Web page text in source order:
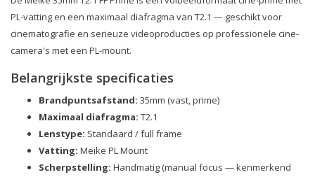
PL-vatting en een maximaal diafragma van T2.1 — geschikt voor
cinematografie en serieuze videoproducties op professionele cine-
camera's met een PL-mount.
Belangrijkste specificaties
Brandpuntsafstand: 35mm (vast, prime)
Maximaal diafragma: T2.1
Lenstype: Standaard / full frame
Vatting: Meike PL Mount
Scherpstelling: Handmatig (manual focus — kenmerkend